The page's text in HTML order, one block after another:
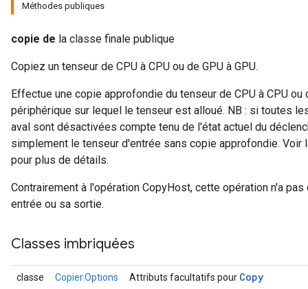
Méthodes publiques
copie de la classe finale publique
Copiez un tenseur de CPU à CPU ou de GPU à GPU.
Effectue une copie approfondie du tenseur de CPU à CPU ou
périphérique sur lequel le tenseur est alloué. NB : si toutes
aval sont désactivées compte tenu de l'état actuel du
simplement le tenseur d'entrée sans copie approfondie.
pour plus de détails.
Contrairement à l'opération CopyHost, cette opération n'a
entrée ou sa sortie.
Classes imbriquées
classe Copier.Options Attributs facultatifs pour Copy